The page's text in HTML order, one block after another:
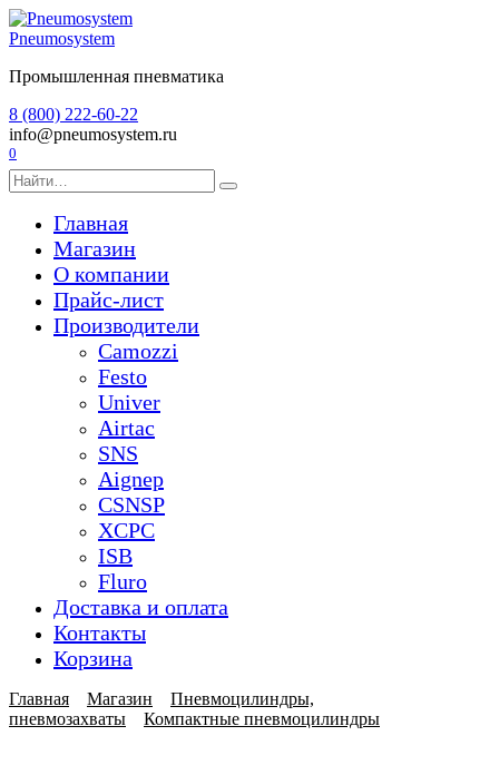
Перейти
к
Pneumosystem
Промышленная пневматика
8 (800) 222-60-22
info@pneumosystem.ru
0
Search
for:
Главная
Магазин
О компании
Прайс-лист
Производители
Camozzi
Festo
Univer
Airtac
SNS
Aignep
CSNSP
XCPC
ISB
Fluro
Доставка и оплата
Контакты
Корзина
Главная Магазин
Пневмоцилиндры,
пневмозахваты
Компактные пневмоцилиндры